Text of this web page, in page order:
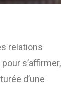
relations
s’affirmer,
d’une